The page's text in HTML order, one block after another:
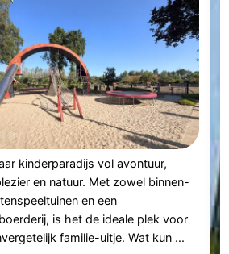
kinderparadijs vol avontuur,
en natuur. Met zowel binnen-
en een
is het de ideale plek voor
familie-uitje. Wat kun ...